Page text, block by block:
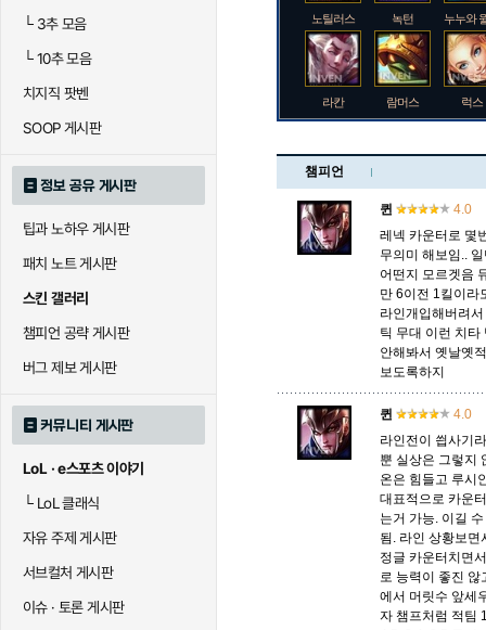
└3추 모음
└10추 모음
치지직 팟벤
SOOP 게시판
정보 공유 게시판
팁과 노하우 게시판
패치 노트 게시판
스킨 갤러리
챔피언 공략 게시판
버그 제보 게시판
커뮤니티 게시판
LoL · e스포츠 이야기
└LoL 클래식
자유 주제 게시판
서브컬처 게시판
이슈 · 토론 게시판
노틸러스 녹턴 누누와
라칸 람머스 럭스
말파이트 멜
베이가 베인
블라디미르 블리츠크랭크 비에
세주아니 세트
신 짜오 신드
챔피언
퀸
4.0
레넥 카운터로 몇
무의미 해보임..
어떤지 모르겟음
만 6이전 1킬이라
라인개입해버려
틱 무대 이런 치
안해봐서 옛날옛
보도록하지
퀸
4.0
라인전이 씝사기
뿐 실상은 그렇지
온은 힘들고 루시
대표적으로 카운
는거 가능. 이길
됨. 라인 상황보면
정글 카운터치면
로 능력이 좋진 않
에서 머릿수 앞세
자 챔프처럼 적팀